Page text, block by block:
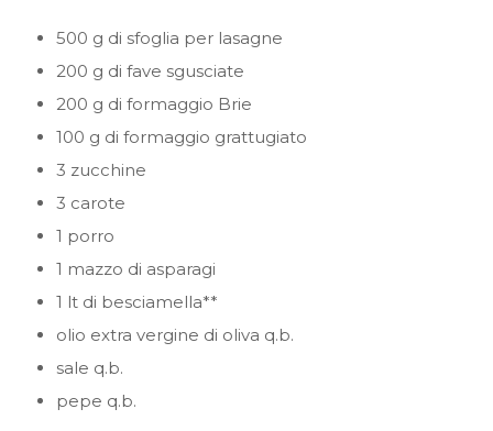
500 g di sfoglia per lasagne
200 g di fave sgusciate
200 g di formaggio Brie
100 g di formaggio grattugiato
3 zucchine
3 carote
1 porro
1 mazzo di asparagi
1 lt di besciamella**
olio extra vergine di oliva q.b.
sale q.b.
pepe q.b.